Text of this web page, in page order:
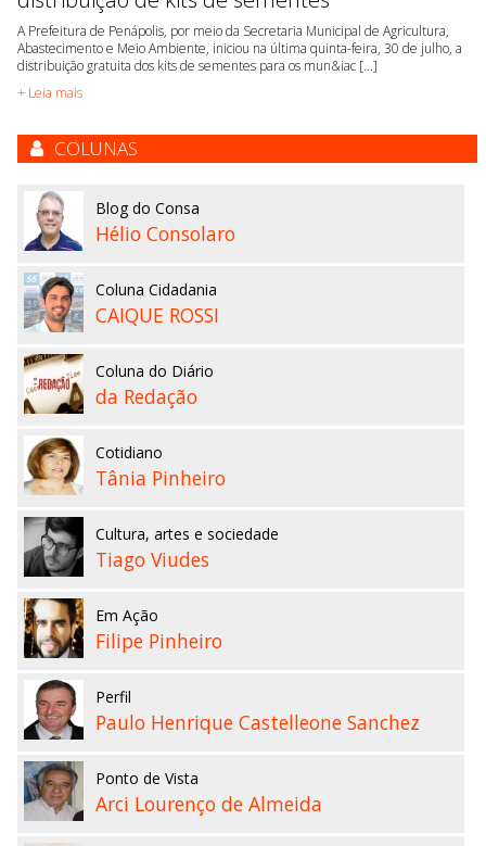
A Prefeitura de Penápolis, por meio da Secretaria Municipal de Agricultura,
Abastecimento e Meio Ambiente, iniciou na última quinta-feira, 30 de julho, a
distribuição gratuita dos kits de sementes para os mun&iac [...]
+ Leia mais
COLUNAS
Blog do Consa
Hélio Consolaro
Coluna Cidadania
CAIQUE ROSSI
Coluna do Diário
da Redação
Cotidiano
Tânia Pinheiro
Cultura, artes e sociedade
Tiago Viudes
Em Ação
Filipe Pinheiro
Perfil
Paulo Henrique Castelleone Sanchez
Ponto de Vista
Arci Lourenço de Almeida